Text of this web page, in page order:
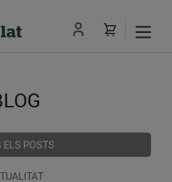
ELS POSTS